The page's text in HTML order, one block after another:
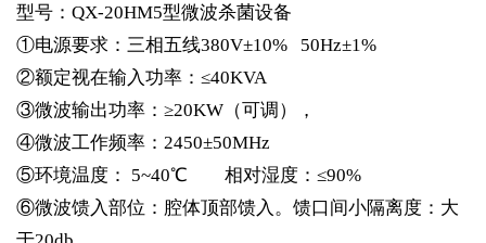
型号：QX-20HM5型微波杀菌设备
①电源要求：三相五线380V±10% 50Hz±1%
②额定视在输入功率：≤40KVA
③微波输出功率：≥20KW（可调），
④微波工作频率：2450±50MHz
⑤环境温度： 5~40℃ 相对湿度：≤90%
⑥微波馈入部位：腔体顶部馈入。馈口间小隔离度：大